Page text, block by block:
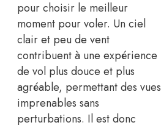
pour choisir le meilleur
moment pour voler. Un ciel
clair et peu de vent
contribuent à une expérience
de vol plus douce et plus
agréable, permettant des vues
imprenables sans
perturbations. Il est donc